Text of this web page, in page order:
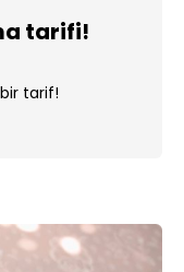
tarifi!
tarif!